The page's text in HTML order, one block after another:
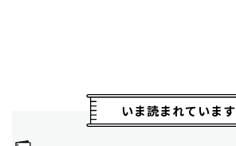
いま読まれています